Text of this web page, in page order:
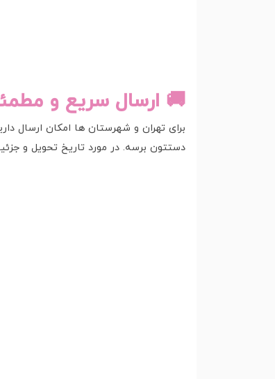
🚚 ارسال سریع و
برای تهران و شهرستان ها امکان ارسال
دستتون برسه. در مورد تاریخ تحویل و